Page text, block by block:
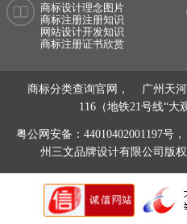
商标设计理念图片
商标注册注册知识
网站设计开发知识
商标注册证书欣赏
商标分类查询官网， 广州天河
116（地铁21号线“大
粤公网安备：44010402001197号，
州三文品牌设计有限公司版